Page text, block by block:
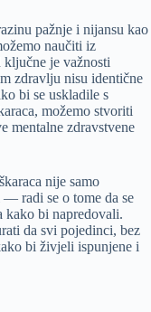
pažnje i nijansu kao
naučiti iz
ključne je važnosti
zdravlju nisu identične
bi se uskladile s
možemo stvoriti
mentalne zdravstvene
nije samo
— radi se o tome da se
kako bi napredovali.
da svi pojedinci, bez
bi živjeli ispunjene i